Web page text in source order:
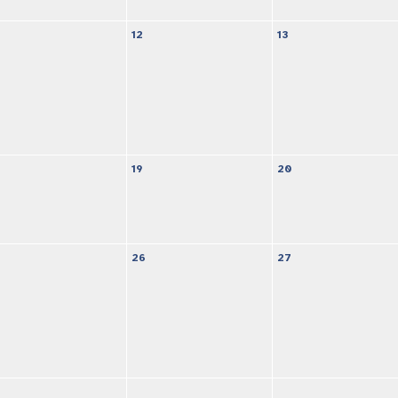
12 13
19 20
26 27